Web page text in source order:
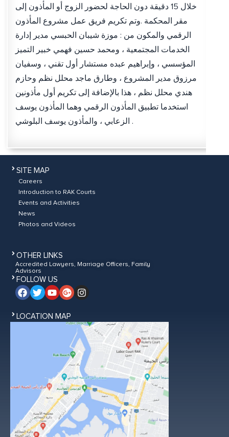
خلال 15 دقيقة دون الحاجة لحضور الزوج أو المأذون إلى
مقر المحكمة .وتم تكريم فريق عمل مشروع المأذون
الرقمي والمكون من : موزة شيبان الحبسي مدير إدارة
الخدمات المجتمعية ، ومحمد حسين فهمي خبير التميز
المؤسسي ، وإبراهيم عبده مستشار أول تقني ، وسفيان
مرزوق مدير المشروع ، وطارق ماجد محلل نظم وحازم
هندي محلل نظم ، هذا بالإضافة إلى تكريم أول مأذونين
استخدما تطبيق المأذون الرقمي وهما المأذون يوسف
الزعابي ، والمأذون يوسف البلوشي .
SITE MAP
Careers
Introduction to RAK Courts
Events and Activities
News
Photos and Videos
OTHER LINKS
Accredited Lawyers, Marriage Officers, Family
Advisors
FOLLOW US
LOCATION MAP